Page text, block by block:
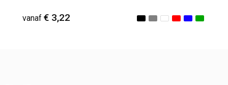
vanaf € 3,22